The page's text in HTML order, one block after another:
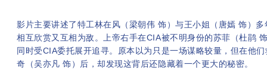
影片主要讲述了特工林在风（梁朝伟 饰）与王小姐（唐嫣 饰）
相互欣赏又互相为敌。上帝右手在CIA被不明身份的苏菲（杜鹃
同时受CIA委托展开追寻。原本以为只是一场谋略较量，但在他
奇（吴亦凡 饰）后，却发现这背后还隐藏着一个更大的秘密。